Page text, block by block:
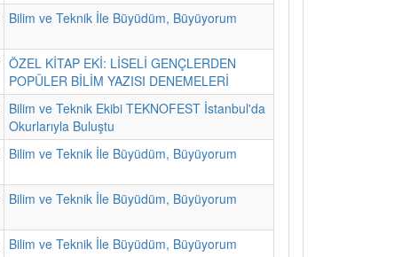
Bilim ve Teknik İle Büyüdüm, Büyüyorum
ÖZEL KİTAP EKİ: LİSELİ GENÇLERDEN
POPÜLER BİLİM YAZISI DENEMELERİ
Bilim ve Teknik Ekibi TEKNOFEST İstanbul'da
Okurlarıyla Buluştu
Bilim ve Teknik İle Büyüdüm, Büyüyorum
Bilim ve Teknik İle Büyüdüm, Büyüyorum
Bilim ve Teknik İle Büyüdüm, Büyüyorum